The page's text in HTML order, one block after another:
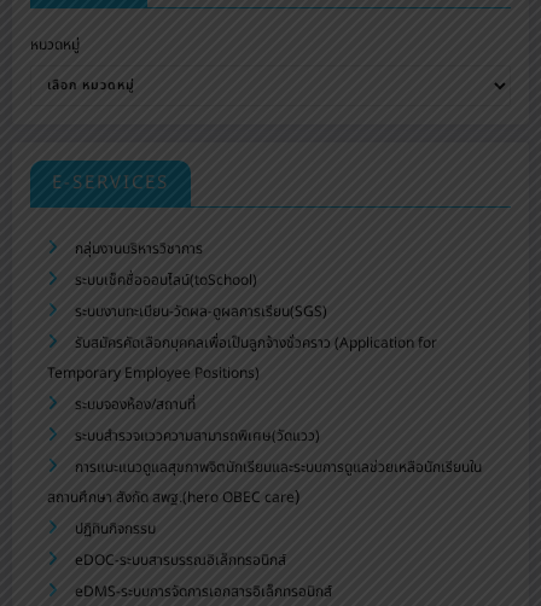
หมวดหมู่
E-SERVICES
กลุ่มงานบริหารวิชาการ
ระบบเช็คชื่อออนไลน์(toSchool)
ระบบงานทะเบียน-วัดผล-ดูผลการเรียน(SGS)
รับสมัครคัดเลือกบุคคลเพื่อเป็นลูกจ้างชั่วคราว (Application for
Temporary Employee Positions)
ระบบจองห้อง/สถานที่
ระบบสำรวจแววความสามารถพิเศษ(วัดแวว)
การแนะแนวดูแลสุขภาพจิตนักเรียนและระบบการดูแลช่วยเหลือนักเรียนใน
สถานศึกษา สังกัด สพฐ.(hero OBEC care)
ปฏิทินกิจกรรม
eDOC-ระบบสารบรรณอิเล็กทรอนิกส์
eDMS-ระบบการจัดการเอกสารอิเล็กทรอนิกส์